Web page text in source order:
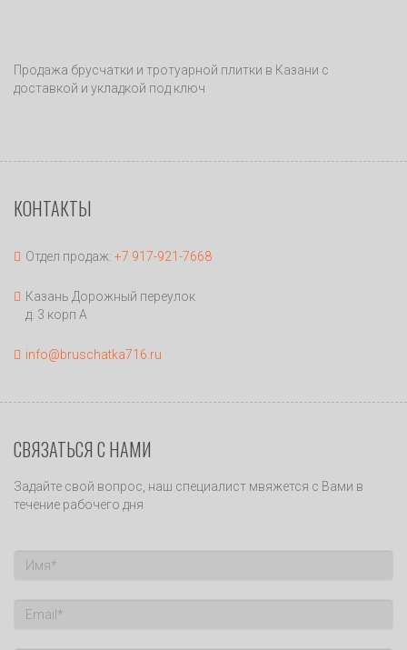
Продажа брусчатки и тротуарной плитки в Казани с
доставкой и укладкой под ключ
КОНТАКТЫ
Отдел продаж: +7 917-921-7668
Казань Дорожный переулок
д. 3 корп А
info@bruschatka716.ru
СВЯЗАТЬСЯ С НАМИ
Задайте свой вопрос, наш специалист мвяжется с Вами в
течение рабочего дня